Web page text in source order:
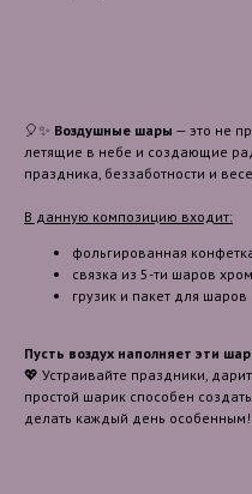
🎈✨ Воздушные шары — это не
летящие в небе и создающие
праздника, беззаботности и
В данную композицию входит:
фольгированная
связка из 5-ти шаров
грузик и пакет для шаров
Пусть воздух наполняет эти
💖 Устраивайте праздники,
простой шарик способен
делать каждый день особенным!